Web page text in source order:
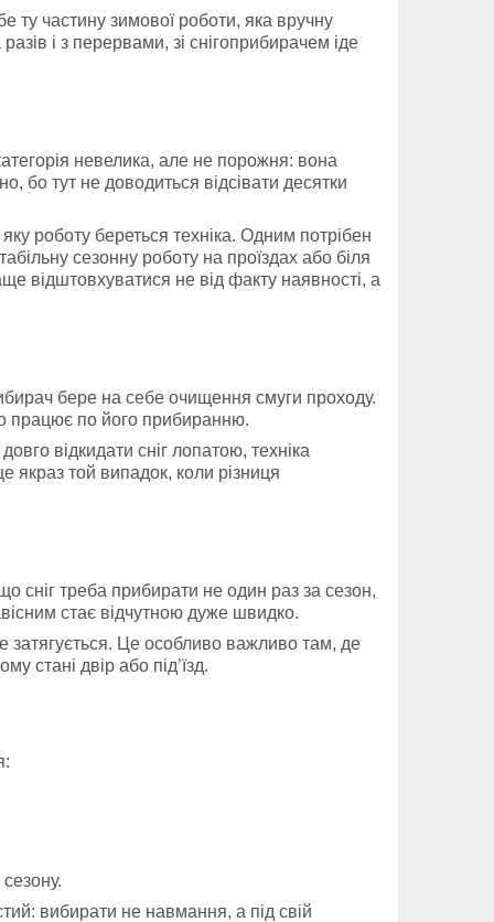
ту частину зимової роботи, яка вручну
і з перервами, зі снігоприбирачем іде
невелика, але не порожня: вона
бо тут не доводиться відсівати десятки
роботу береться техніка. Одним потрібен
сезонну роботу на проїздах або біля
відштовхуватися не від факту наявності, а
бере на себе очищення смуги проходу.
працює по його прибиранню.
відкидати сніг лопатою, техніка
якраз той випадок, коли різниця
сніг треба прибирати не один раз за сезон,
стає відчутною дуже швидко.
Це особливо важливо там, де
стані двір або під’їзд.
вибирати не навмання, а під свій